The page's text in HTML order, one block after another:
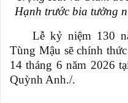
Hạnh trước bia tưởng
Lễ kỷ niệm 130
Tùng Mậu sẽ chính
14 tháng 6 năm 2026
Quỳnh Anh./.